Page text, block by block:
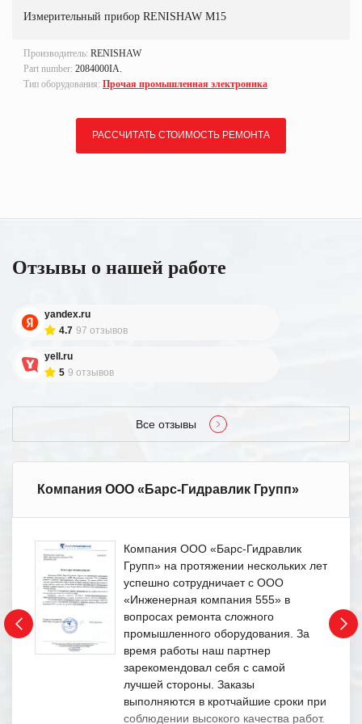
Измерительный прибор RENISHAW M15
Производитель: RENISHAW
Part number: 2084000IA.
Тип оборудования: Прочая промышленная электроника
РАССЧИТАТЬ СТОИМОСТЬ РЕМОНТА
Отзывы о нашей работе
yandex.ru
4.7 97 отзывов
yell.ru
5 9 отзывов
Все отзывы
Компания ООО «Барс-Гидравлик Групп»
Компания ООО «Барс-Гидравлик
Групп» на протяжении нескольких лет
успешно сотрудничает с ООО
«Инженерная компания 555» в
вопросах ремонта сложного
промышленного оборудования. За
время работы наш партнер
зарекомендовал себя с самой
лучшей стороны. Заказы
выполняются в кротчайшие сроки при
соблюдении высокого качества работ.